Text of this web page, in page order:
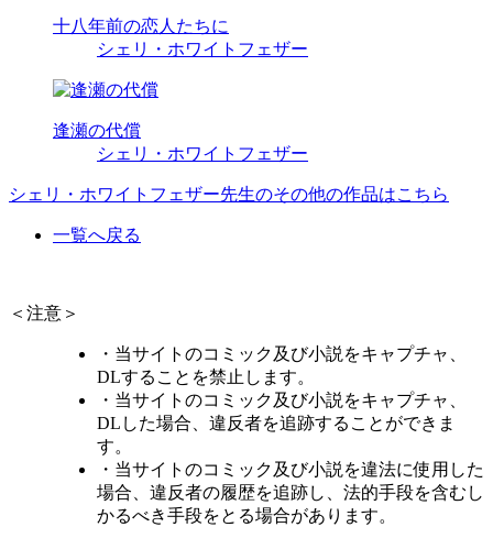
十八年前の恋人たちに
シェリ・ホワイトフェザー
逢瀬の代償
シェリ・ホワイトフェザー
シェリ・ホワイトフェザー先生のその他の作品はこちら
一覧へ戻る
＜注意＞
・当サイトのコミック及び小説をキャプチャ、
DLすることを禁止します。
・当サイトのコミック及び小説をキャプチャ、
DLした場合、違反者を追跡することができま
す。
・当サイトのコミック及び小説を違法に使用した
場合、違反者の履歴を追跡し、法的手段を含むし
かるべき手段をとる場合があります。